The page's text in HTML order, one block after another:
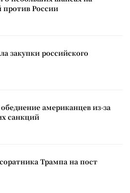
против России
закупки российского
американцев из-за
санкций
Трампа на пост